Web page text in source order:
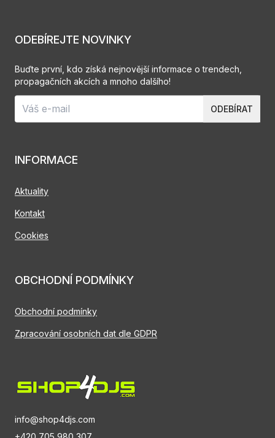
info@shop4djs.com
INFORMACE
Aktuality
Kontakt
Cookies
OBCHODNÍ PODMÍNKY
Obchodní podmínky
Zpracování osobních dat dle GDPR
ODEBÍREJTE NOVINKY
Buďte první, kdo získá nejnovější informace o trendech,
propagačních akcích a mnoho dalšího!
ODEBÍRAT